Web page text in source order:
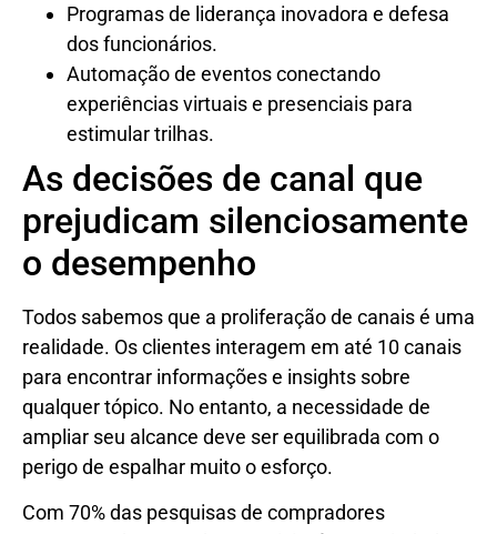
Programas de liderança inovadora e defesa
dos funcionários.
Automação de eventos conectando
experiências virtuais e presenciais para
estimular trilhas.
As decisões de canal que
prejudicam silenciosamente
o desempenho
Todos sabemos que a proliferação de canais é uma
realidade. Os clientes interagem em até 10 canais
para encontrar informações e insights sobre
qualquer tópico. No entanto, a necessidade de
ampliar seu alcance deve ser equilibrada com o
perigo de espalhar muito o esforço.
Com 70% das pesquisas de compradores